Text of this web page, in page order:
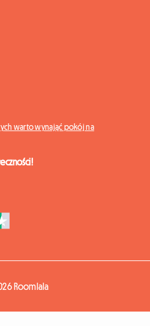
warto wynająć pokój na
Roomlala